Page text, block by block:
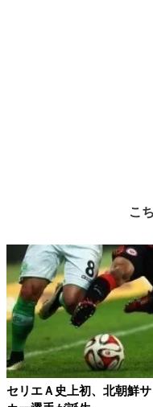
こ
セリエＡ史上初、北朝鮮サ